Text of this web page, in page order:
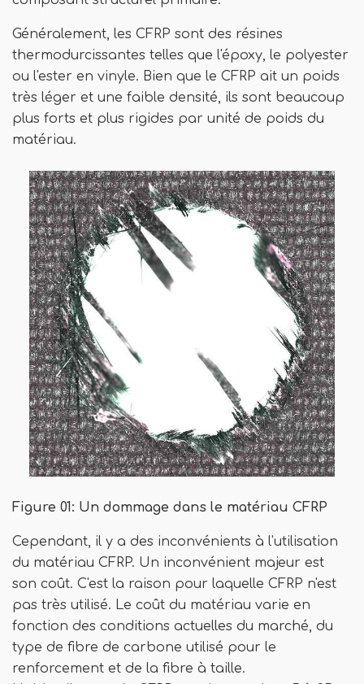
Généralement, les CFRP sont des résines
thermodurcissantes telles que l'époxy, le polyester
ou l'ester en vinyle. Bien que le CFRP ait un poids
très léger et une faible densité, ils sont beaucoup
plus forts et plus rigides par unité de poids du
matériau.
Figure 01: Un dommage dans le matériau CFRP
Cependant, il y a des inconvénients à l'utilisation
du matériau CFRP. Un inconvénient majeur est
son coût. C'est la raison pour laquelle CFRP n'est
pas très utilisé. Le coût du matériau varie en
fonction des conditions actuelles du marché, du
type de fibre de carbone utilisé pour le
renforcement et de la fibre à taille.